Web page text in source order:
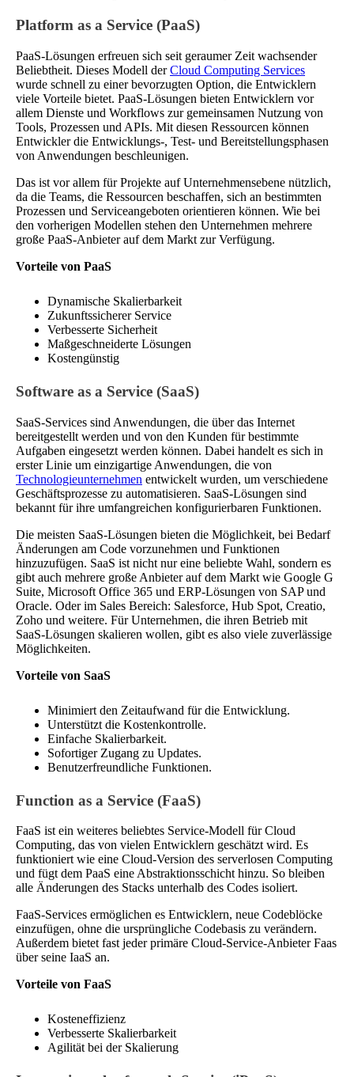
Platform as a Service (PaaS)
PaaS-Lösungen erfreuen sich seit geraumer Zeit wachsender
Beliebtheit. Dieses Modell derCloud Computing Services
wurde schnell zu einer bevorzugten Option, die Entwicklern
viele Vorteile bietet. PaaS-Lösungen bieten Entwicklern vor
allem Dienste und Workflows zur gemeinsamen Nutzung von
Tools, Prozessen und APIs. Mit diesen Ressourcen können
Entwickler die Entwicklungs-, Test- und Bereitstellungsphasen
von Anwendungen beschleunigen.
Das ist vor allem für Projekte auf Unternehmensebene nützlich,
da die Teams, die Ressourcen beschaffen, sich an bestimmten
Prozessen und Serviceangeboten orientieren können. Wie bei
den vorherigen Modellen stehen den Unternehmen mehrere
große PaaS-Anbieter auf dem Markt zur Verfügung.
Vorteile von PaaS
Dynamische Skalierbarkeit
Zukunftssicherer Service
Verbesserte Sicherheit
Maßgeschneiderte Lösungen
Kostengünstig
Software as a Service (SaaS)
SaaS-Services sind Anwendungen, die über das Internet
bereitgestellt werden und von den Kunden für bestimmte
Aufgaben eingesetzt werden können. Dabei handelt es sich in
erster Linie um einzigartige Anwendungen, die von
Technologieunternehmen entwickelt wurden, um verschiedene
Geschäftsprozesse zu automatisieren. SaaS-Lösungen sind
bekannt für ihre umfangreichen konfigurierbaren Funktionen.
Die meisten SaaS-Lösungen bieten die Möglichkeit, bei Bedarf
Änderungen am Code vorzunehmen und Funktionen
hinzuzufügen. SaaS ist nicht nur eine beliebte Wahl, sondern es
gibt auch mehrere große Anbieter auf dem Markt wie Google G
Suite, Microsoft Office 365 und ERP-Lösungen von SAP und
Oracle. Oder im Sales Bereich: Salesforce, Hub Spot, Creatio,
Zoho und weitere. Für Unternehmen, die ihren Betrieb mit
SaaS-Lösungen skalieren wollen, gibt es also viele zuverlässige
Möglichkeiten.
Vorteile von SaaS
Minimiert den Zeitaufwand für die Entwicklung.
Unterstützt die Kostenkontrolle.
Einfache Skalierbarkeit.
Sofortiger Zugang zu Updates.
Benutzerfreundliche Funktionen.
Function as a Service (FaaS)
FaaS ist ein weiteres beliebtes Service-Modell für Cloud
Computing, das von vielen Entwicklern geschätzt wird. Es
funktioniert wie eine Cloud-Version des serverlosen Computing
und fügt dem PaaS eine Abstraktionsschicht hinzu. So bleiben
alle Änderungen des Stacks unterhalb des Codes isoliert.
FaaS-Services ermöglichen es Entwicklern, neue Codeblöcke
einzufügen, ohne die ursprüngliche Codebasis zu verändern.
Außerdem bietet fast jeder primäre Cloud-Service-Anbieter Faas
über seine IaaS an.
Vorteile von FaaS
Kosteneffizienz
Verbesserte Skalierbarkeit
Agilität bei der Skalierung